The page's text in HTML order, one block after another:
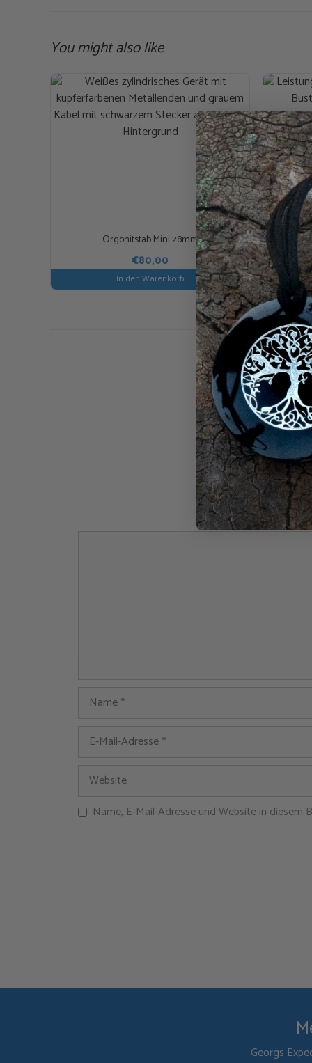
You might also like
Orgonitstab Mini 28mm
€80,00
In den Warenkorb
Name, E-Mail-Adresse und Website in
Georgs